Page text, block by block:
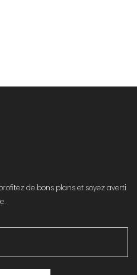
de bons plans et soyez averti